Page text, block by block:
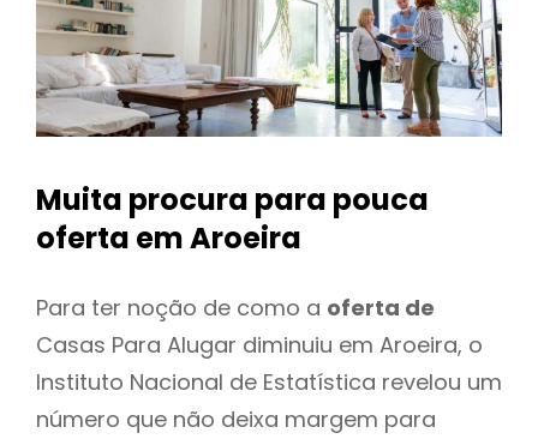
Muita procura para pouca
oferta em Aroeira
Para ter noção de como a oferta de
Casas Para Alugar diminuiu em Aroeira, o
Instituto Nacional de Estatística revelou um
número que não deixa margem para